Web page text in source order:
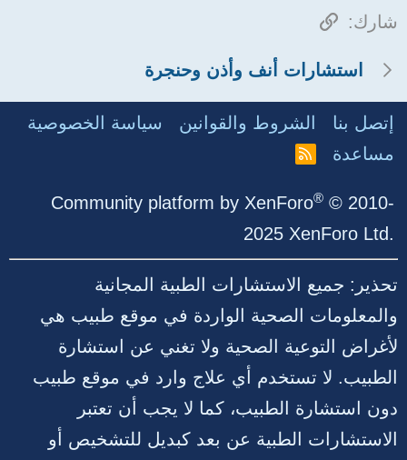
شارك: الرابط
استشارات أنف وأذن وحنجرة
إتصل بنا الشروط والقوانين
سياسة الخصوصية
مساعدة
R
Community platform by XenForo® © 2010-
2025 XenForo Ltd.
تحذير: جميع الاستشارات الطبية المجانية
والمعلومات الصحية الواردة في موقع طبيب هي
لأغراض التوعية الصحية ولا تغني عن استشارة
الطبيب. لا تستخدم أي علاج وارد في موقع طبيب
دون استشارة الطبيب، كما لا يجب أن تعتبر
الاستشارات الطبية عن بعد كبديل للتشخيص أو